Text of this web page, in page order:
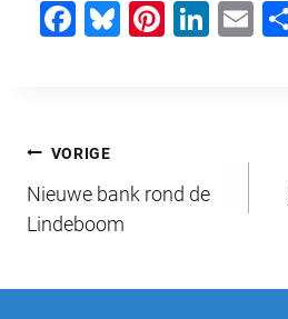
F
b
o
o
Bl Pi Li
n
E
Bericht
navigatie
VORIGE
Nieuwe bank rond de
Lindeboom